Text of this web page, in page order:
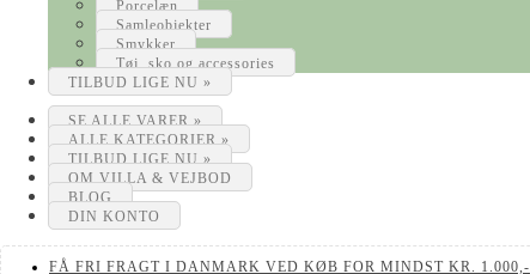
Porcelæn
Samleobjekter
Smykker
Tøj, sko og accessories
TILBUD LIGE NU »
SE ALLE VARER »
ALLE KATEGORIER »
TILBUD LIGE NU »
OM VILLA & VEJBOD
BLOG
DIN KONTO
FÅ FRI FRAGT I DANMARK VED KØB FOR MINDST KR. 1.000,-